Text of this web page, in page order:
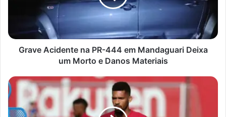
Mandaguari
um
Morto
Materiais
Grave Acidente na PR-444 em Mandaguari Deixa
um Morto e Danos Materiais
Ex-
Palmeiras
perde
disputa